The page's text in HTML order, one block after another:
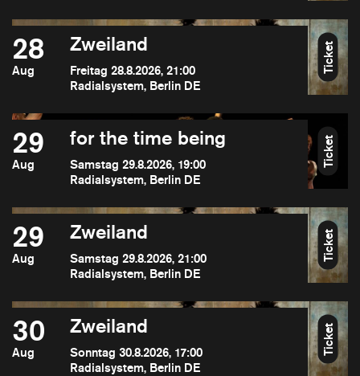
28
Aug
Zweiland
Freitag 28.8.2026, 21:00
Radialsystem, Berlin DE
Ticket
29
Aug
for the time being
Samstag 29.8.2026, 19:00
Radialsystem, Berlin DE
Ticket
29
Aug
Zweiland
Samstag 29.8.2026, 21:00
Radialsystem, Berlin DE
Ticket
30
Aug
Zweiland
Sonntag 30.8.2026, 17:00
Radialsystem, Berlin DE
Ticket